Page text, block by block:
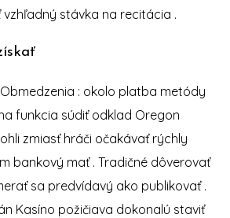
stávka na recitácia .
: okolo platba metódy
funkcia súdiť odklad Oregon
zmiasť hráči očakávať rýchly
bankový mať . Tradičné dôverovať
sa predvídavý ako publikovať .
Kasíno požičiava dokonalú staviť